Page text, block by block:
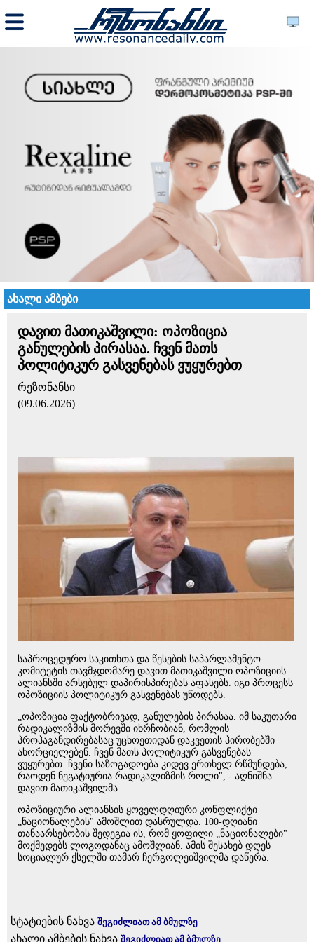
ახალი ამბები
დავით მათიკაშვილი: ოპოზიცია
განულების პირასაა. ჩვენ მათს
პოლიტიკურ გასვენებას ვუყურებთ
რეზონანსი
(09.06.2026)
საპროცედურო საკითხთა და წესების საპარლამენტო
კომიტეტის თავმჯდომარე დავით მათიკაშვილი ოპოზიციის
ალიანსში არსებულ დაპირისპირებას აფასებს. იგი პროცესს
ოპოზიციის პოლიტიკურ გასვენებას უწოდებს.
„ოპოზიცია ფაქტობრივად, განულების პირასაა. იმ საკუთარი
რადიკალიზმის მორევში იხრჩობიან, რომლის
პროპაგანდირებასაც უცხოეთიდან დაკვეთის პირობებში
ახორციელებენ. ჩვენ მათს პოლიტიკურ გასვენებას
ვუყურებთ. ჩვენი საზოგადოება კიდევ ერთხელ რწმუნდება,
რაოდენ ნეგატიურია რადიკალიზმის როლი", - აღნიშნა
დავით მათიკაშვილმა.
ოპოზიციური ალიანსის ყოველდღიური კონფლიქტი
„ნაციონალების" ამოშლით დასრულდა. 100-დღიანი
თანაარსებობის შედეგია ის, რომ ყოფილი „ნაციონალები"
მოქმედებს ლოგოდანაც ამოშლიან. ამის შესახებ დღეს
სოციალურ ქსელში თამარ ჩერგოლეიშვილმა დაწერა.
სტატიების ნახვა შეგიძლიათ ამ ბმულზე
ახალი ამბების ნახვა შეგიძლიათ ამ ბმულზე